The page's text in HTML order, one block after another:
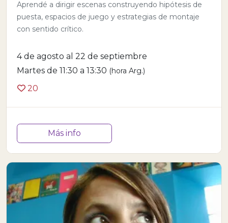
Aprendé a dirigir escenas construyendo hipótesis de
puesta, espacios de juego y estrategias de montaje
con sentido crítico.
4 de agosto al 22 de septiembre
Martes de 11:30 a 13:30 (hora Arg.)
20
Más info